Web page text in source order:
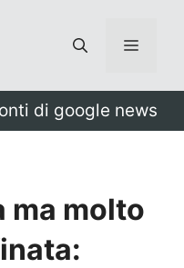
Menu
di google news
ma molto